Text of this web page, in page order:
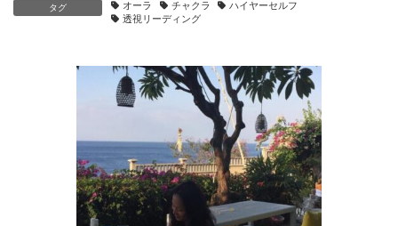
タグ オーラ チャクラ
ハイヤーセルフ
透視リーディング